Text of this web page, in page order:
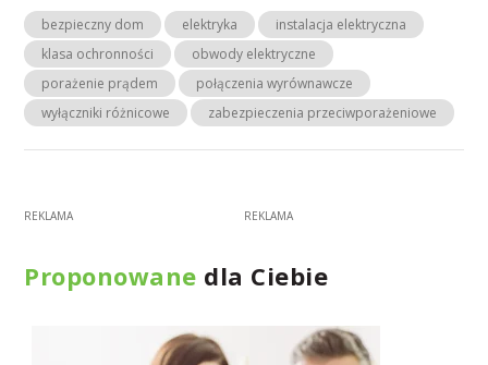
bezpieczny dom elektryka
instalacja elektryczna
klasa ochronności
obwody elektryczne
porażenie prądem
połączenia wyrównawcze
wyłączniki różnicowe
zabezpieczenia przeciwporażeniowe
Proponowane dla Ciebie